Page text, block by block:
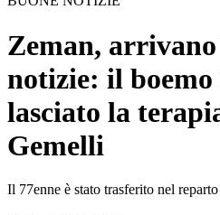
Zeman,
notizie: il
lasciato la
Gemelli
Il 77enne è stato trasferito nel